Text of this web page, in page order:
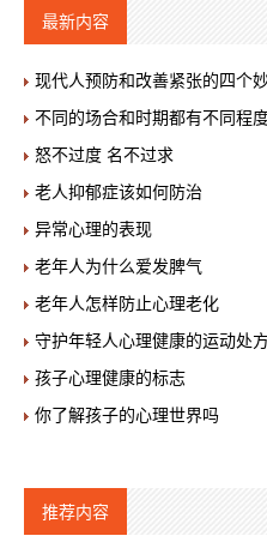
最新内容
现代人预防和改善紧张的四个
不同的场合和时期都有不同程
怒不过度 名不过求
老人抑郁症该如何防治
异常心理的表现
老年人为什么爱发脾气
老年人怎样防止心理老化
守护年轻人心理健康的运动处
孩子心理健康的标志
你了解孩子的心理世界吗
推荐内容